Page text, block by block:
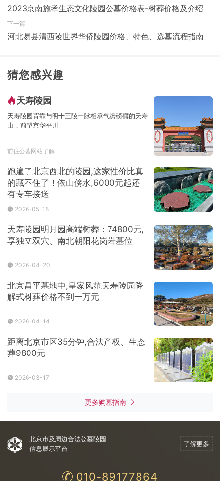
2023京南施孝生态文化陵园公墓价格表-树葬价格及介绍
下一篇
河北易县清西陵世界华侨陵园价格、特色、选墓流程指南
猜您感兴趣
天寿陵园
天寿陵园背靠与明十三陵一脉相承气势磅礴的天寿
山，前望京华平川
前往公墓网站了解
跑遍了北京西北的陵园,这家性价比真
的藏不住了！依山傍水,6000元起还
有专车接送
2026-05-18
天寿陵园明月园高端树葬：74800元,
享独立双穴、南北朝阳花岗岩墓位
2026-04-20
北京昌平墓地中,皇家风范天寿陵园降
解式树葬价格不到一万元
2026-04-14
距离北京市区35分钟,合法产权、生态
葬9800元
2026-03-17
更多购墓指南
北京市及周边合法公墓陵园
信息展示平台
了解更多
010-89177864